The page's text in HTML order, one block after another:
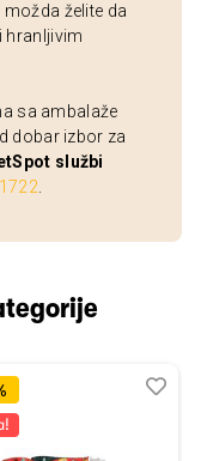
želite da
hranljivim
sa ambalaže
dobar izbor za
službi